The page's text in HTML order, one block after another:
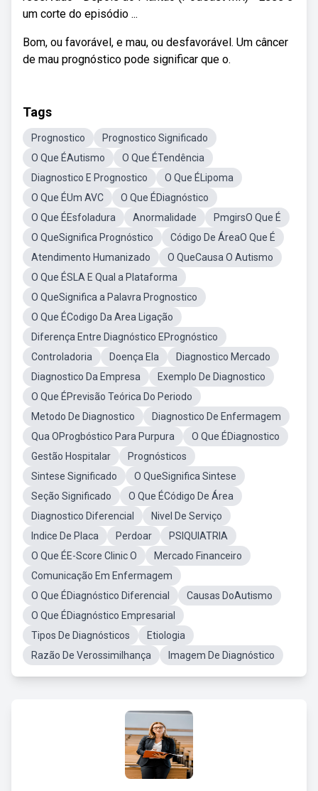
um corte do episódio ...
Bom, ou favorável, e mau, ou desfavorável. Um câncer
de mau prognóstico pode significar que o.
Tags
Prognostico
Prognostico Significado
O Que ÉAutismo
O Que ÉTendência
Diagnostico E Prognostico
O Que ÉLipoma
O Que ÉUm AVC
O Que ÉDiagnóstico
O Que ÉEsfoladura
Anormalidade
PmgirsO Que É
O QueSignifica Prognóstico
Código De ÁreaO Que É
Atendimento Humanizado
O QueCausa O Autismo
O Que ÉSLA E Qual a Plataforma
O QueSignifica a Palavra Prognostico
O Que ÉCodigo Da Area Ligação
Diferença Entre Diagnóstico EPrognóstico
Controladoria
Doença Ela
Diagnostico Mercado
Diagnostico Da Empresa
Exemplo De Diagnostico
O Que ÉPrevisão Teórica Do Periodo
Metodo De Diagnostico
Diagnostico De Enfermagem
Qua OProgbóstico Para Purpura
O Que ÉDiagnostico
Gestão Hospitalar
Prognósticos
Sintese Significado
O QueSignifica Sintese
Seção Significado
O Que ÉCódigo De Área
Diagnostico Diferencial
Nivel De Serviço
Indice De Placa
Perdoar
PSIQUIATRIA
O Que ÉE-Score Clinic O
Mercado Financeiro
Comunicação Em Enfermagem
O Que ÉDiagnóstico Diferencial
Causas DoAutismo
O Que ÉDiagnóstico Empresarial
Tipos De Diagnósticos
Etiologia
Razão De Verossimilhança
Imagem De Diagnóstico